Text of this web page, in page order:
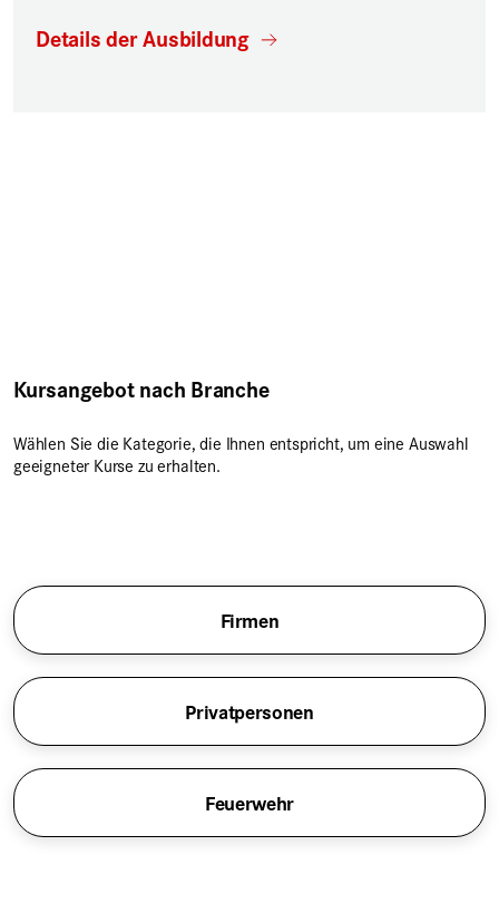
Details der Ausbildung
Kursangebot nach Branche
Wählen Sie die Kategorie, die Ihnen entspricht, um eine Auswahl
geeigneter Kurse zu erhalten.
Firmen
Privatpersonen
Feuerwehr